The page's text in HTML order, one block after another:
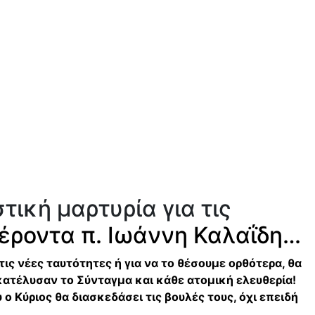
μαρτυρία για τις
π. Ιωάννη Καλαΐδη…
νέες ταυτότητες ή για να το θέσουμε ορθότερα, θα
το Σύνταγμα και κάθε ατομική ελευθερία!
θα διασκεδάσει τις βουλές τους, όχι επειδή